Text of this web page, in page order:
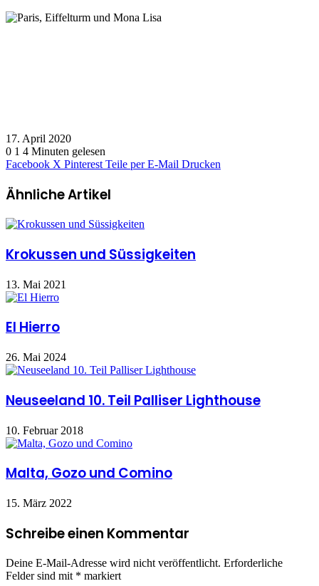
17. April 2020
0 1 4 Minuten gelesen
Facebook X Pinterest Teile per E-Mail Drucken
Ähnliche Artikel
Krokussen und Süssigkeiten
13. Mai 2021
El Hierro
26. Mai 2024
Neuseeland 10. Teil Palliser Lighthouse
10. Februar 2018
Malta, Gozo und Comino
15. März 2022
Schreibe einen Kommentar
Deine E-Mail-Adresse wird nicht veröffentlicht. Erforderliche
Felder sind mit * markiert